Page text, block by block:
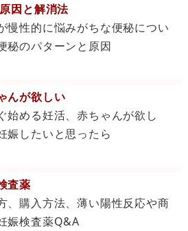
因と解消法
慢性的に悩みがちな便秘につい
秘のパターンと原因
んが欲しい
始める妊活、赤ちゃんが欲し
娠したいと思ったら
査薬
、購入方法、薄い陽性反応や商
娠検査薬Q&A